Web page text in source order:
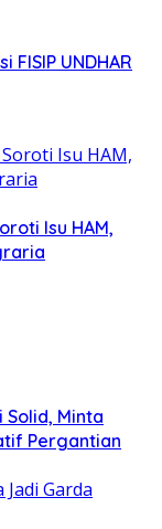
UNDHAR
Isu HAM,
Solid, Minta
Pergantian